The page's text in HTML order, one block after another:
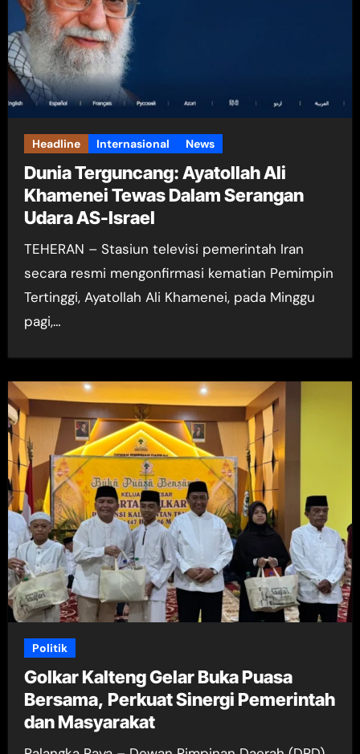
Headline Internasional News
Dunia Terguncang: Ayatollah Ali
Khamenei Tewas Dalam Serangan
Udara AS-Israel
TEHERAN – Stasiun televisi pemerintah Iran
secara resmi mengonfirmasi kematian Pemimpin
Tertinggi, Ayatollah Ali Khamenei, pada Minggu
pagi,…
Politik
Golkar Kalteng Gelar Buka Puasa
Bersama, Perkuat Sinergi Pemerintah
dan Masyarakat